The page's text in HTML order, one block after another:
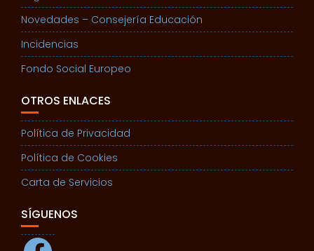
Novedades – Consejería Educación
Incidencias
Fondo Social Europeo
OTROS ENLACES
Política de Privacidad
Política de Cookies
Carta de Servicios
SÍGUENOS
Facebook